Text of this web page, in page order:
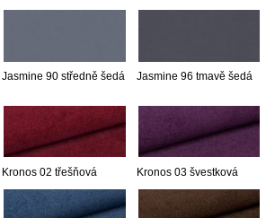
Jasmine 90 středně šedá Jasmine 96 tmavě šedá
Kronos 02 třešňová Kronos 03 švestková